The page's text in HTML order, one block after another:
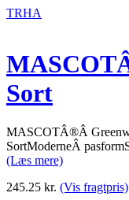
TRHA
Sort
MASCOTÂ®Â
SortModerneÂ
(Læs mere)
245.25 kr. (Vis fragtpris)